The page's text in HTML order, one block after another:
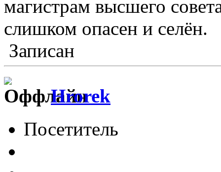
магистрам высшего
слишком опасен и селён.
Записан
Hrorek
Посетитель